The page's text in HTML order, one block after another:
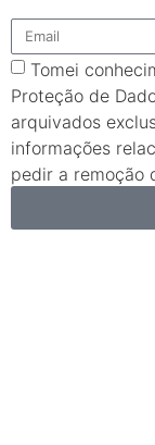
Tomei
Proteção de
arquivados
informações
pedir a remoção